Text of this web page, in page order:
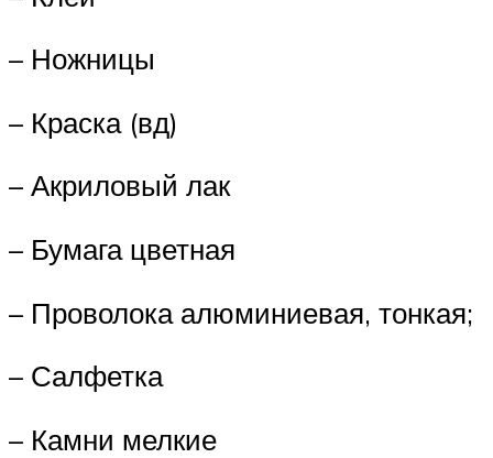
– Ножницы
– Краска (вд)
– Акриловый лак
– Бумага цветная
– Проволока алюминиевая, тонкая;
– Салфетка
– Камни мелкие